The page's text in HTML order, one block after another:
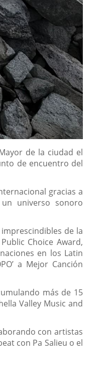
de la ciudad el
de encuentro del
gracias a
universo sonoro
de la
Choice Award,
en los Latin
a Mejor Canción
más de 15
Valley Music and
con artistas
con Pa Salieu o el